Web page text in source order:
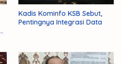
Kadis Kominfo KSB Sebut,
Pentingnya Integrasi Data